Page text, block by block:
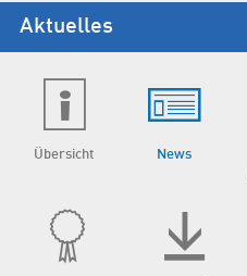
Aktuelles
Übersicht News